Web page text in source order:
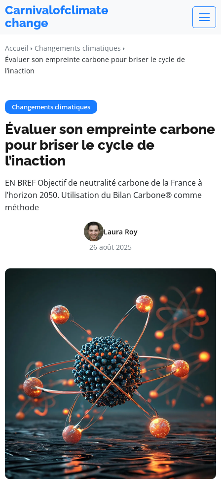
Carnivalofclimate
change
Accueil
Changements climatiques
Évaluer son empreinte carbone pour briser le cycle de
l’inaction
Changements climatiques
Évaluer son empreinte carbone
pour briser le cycle de
l’inaction
EN BREF Objectif de neutralité carbone de la France à
l’horizon 2050. Utilisation du Bilan Carbone® comme
méthode
Laura Roy
26 août 2025